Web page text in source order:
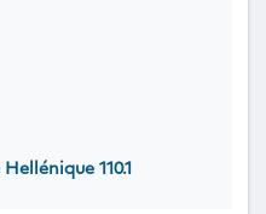
110.1